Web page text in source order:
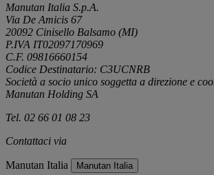
Manutan Italia S.p.A.
Via De Amicis 67
20092 Cinisello Balsamo (MI)
P.IVA IT02097170969
C.F. 09816660154
Codice Destinatario: C3UCNRB
Società a socio unico soggetta a direzione e
Manutan Holding SA
Tel. 02 66 01 08 23
Contattaci via
Manutan Italia Manutan Italia